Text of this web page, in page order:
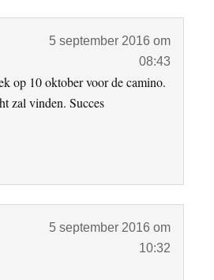
5 september 2016 om
08:43
op 10 oktober voor de camino.
zal vinden. Succes
5 september 2016 om
10:32